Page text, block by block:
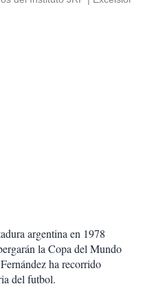
argentina en 1978
la Copa del Mundo
ha recorrido
del futbol.